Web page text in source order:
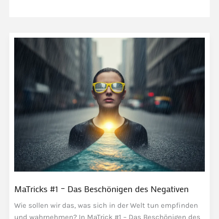
MaTricks #1 – Das Beschönigen des Negativen
Wie sollen wir das, was sich in der Welt tun empfinden
und wahrnehmen? In MaTrick #1 – Das Beschönigen des